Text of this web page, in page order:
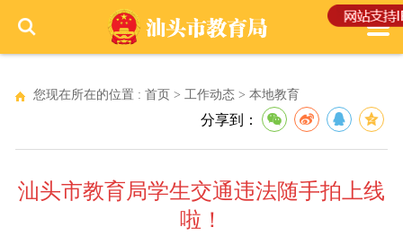
您现在所在的位置 : 首页 > 工作动态 > 本地教育
分享到：
汕头市教育局学生交通违法随手拍上线
啦！